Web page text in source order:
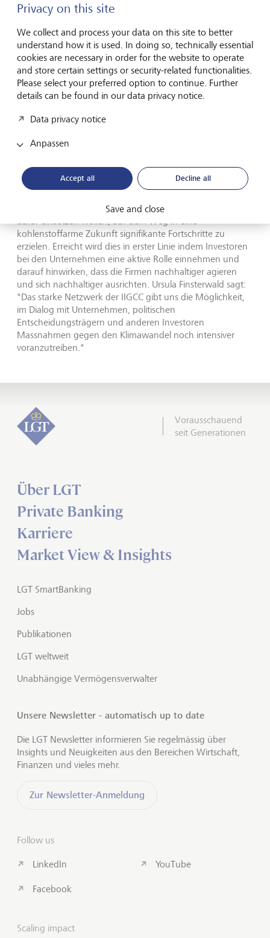
leisten. "Die Finanzwelt kann mit der Wahl der richtigen
gesamten Umwelt beitragen", so Ursula Finsterwald, Head
Group Sustainability Management der LGT. "Gerade der
Verlust der Biodiversität ist vielen noch zu wenig bewusst.
Deshalb wollen wir als LGT das Thema aktiv öffentlich
adressieren und es zudem in unserer Produkt- und
Dienstleistungspalette berücksichtigen."
Wirkung erzielen durch Active
Ownership
Ausserdem ist die LGT der Institutional Investors Group on
besteht aus über 370 Investoren, die sich gemeinsam
dafür einsetzen wollen, auf dem Weg in eine
kohlenstoffarme Zukunft signifikante Fortschritte zu
erzielen. Erreicht wird dies in erster Linie indem Investoren
bei den Unternehmen eine aktive Rolle einnehmen und
darauf hinwirken, dass die Firmen nachhaltiger agieren
und sich nachhaltiger ausrichten. Ursula Finsterwald sagt:
"Das starke Netzwerk der IIGCC gibt uns die Möglichkeit,
im Dialog mit Unternehmen, politischen
Entscheidungsträgern und anderen Investoren
Massnahmen gegen den Klimawandel noch intensiver
voranzutreiben."
Vorausschauend
seit Generationen
Über LGT
Private Banking
Karriere
Market View & Insights
LGT SmartBanking
Jobs
Publikationen
LGT weltweit
Unabhängige Vermögensverwalter
Unsere Newsletter - automatisch up to date
Die LGT Newsletter informieren Sie regelmässig über
Insights und Neuigkeiten aus den Bereichen Wirtschaft,
Finanzen und vieles mehr.
Zur Newsletter-Anmeldung
Follow us
LinkedIn
Facebook
YouTube
Scaling impact
Privacy on this site
We collect and process your data on this site to better
understand how it is used. In doing so, technically essential
cookies are necessary in order for the website to operate
and store certain settings or security-related functionalities.
Please select your preferred option to continue. Further
details can be found in our data privacy notice.
Data privacy notice
Anpassen
Accept all Decline all
Save and close